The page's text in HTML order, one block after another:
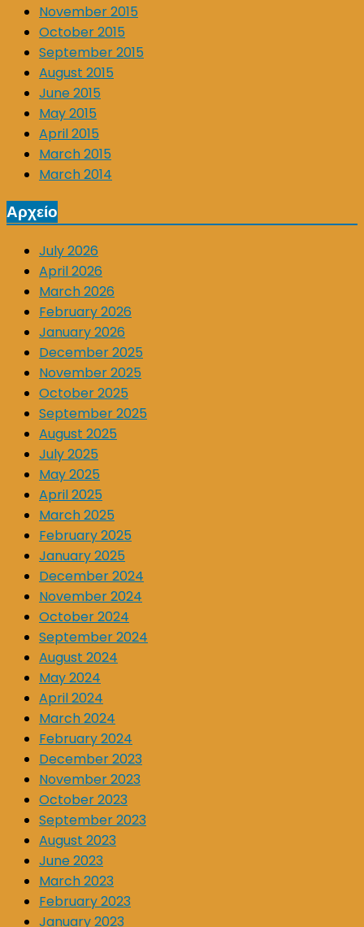
November 2015
October 2015
September 2015
August 2015
June 2015
May 2015
April 2015
March 2015
March 2014
Αρχείο
July 2026
April 2026
March 2026
February 2026
January 2026
December 2025
November 2025
October 2025
September 2025
August 2025
July 2025
May 2025
April 2025
March 2025
February 2025
January 2025
December 2024
November 2024
October 2024
September 2024
August 2024
May 2024
April 2024
March 2024
February 2024
December 2023
November 2023
October 2023
September 2023
August 2023
June 2023
March 2023
February 2023
January 2023